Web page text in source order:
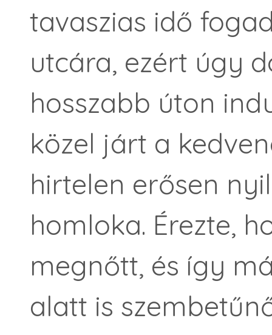
tavaszias idő
utcára, ezért úgy
hosszabb úton
közel járt a
hirtelen erősen
homloka. Érezte,
megnőtt, és így
alatt is